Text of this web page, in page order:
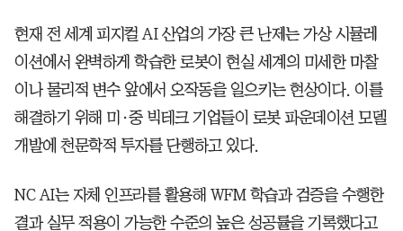
현재 전 세계 피지컬 AI 산업의 가장 큰 난제는 가상 시뮬레
이션에서 완벽하게 학습한 로봇이 현실 세계의 미세한 마찰
이나 물리적 변수 앞에서 오작동을 일으키는 현상이다. 이를
해결하기 위해 미·중 빅테크 기업들이 로봇 파운데이션 모델
개발에 천문학적 투자를 단행하고 있다.
NC AI는 자체 인프라를 활용해 WFM 학습과 검증을 수행한
결과 실무 적용이 가능한 수준의 높은 성공률을 기록했다고